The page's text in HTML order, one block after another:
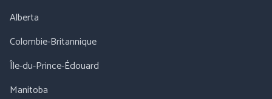
Alberta
Colombie-Britannique
Île-du-Prince-Édouard
Manitoba